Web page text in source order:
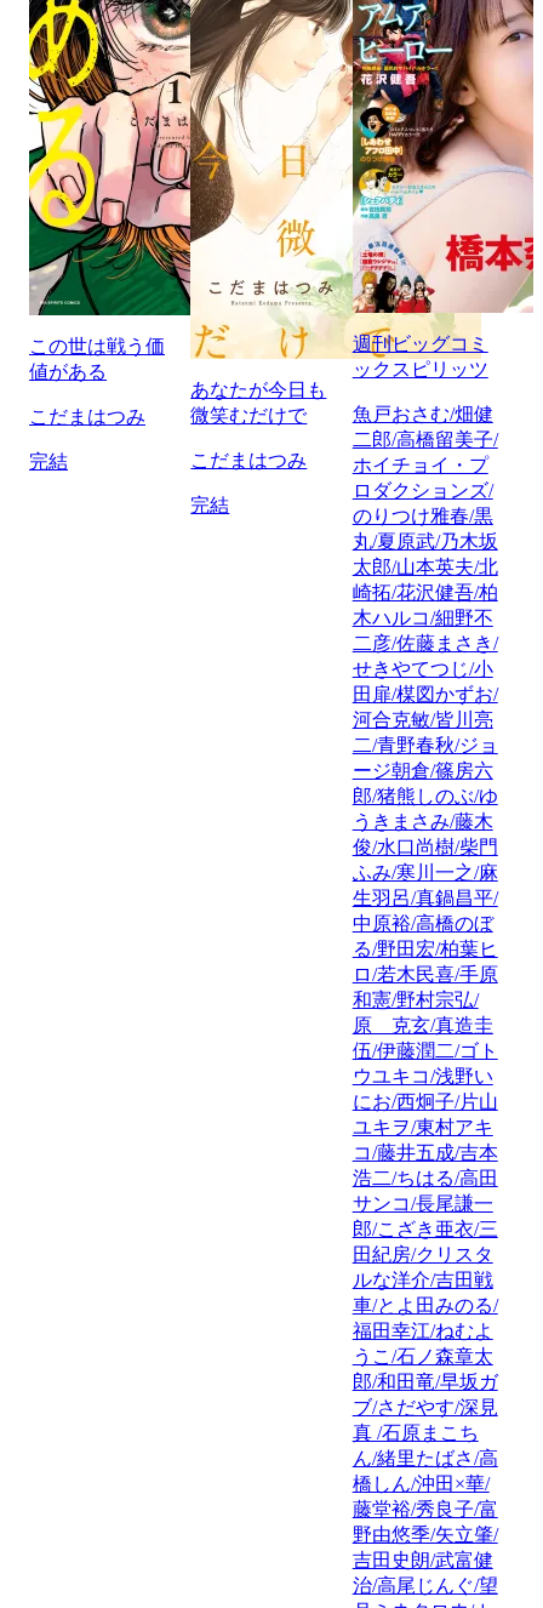
この世は戦う価
値がある
こだまはつみ
完結
あなたが今日も
微笑むだけで
こだまはつみ
完結
週刊ビッグコミ
ックスピリッツ
魚戸おさむ/畑健
二郎/高橋留美子/
ホイチョイ・プ
ロダクションズ/
のりつけ雅春/黒
丸/夏原武/乃木坂
太郎/山本英夫/北
崎拓/花沢健吾/柏
木ハルコ/細野不
二彦/佐藤まさき/
せきやてつじ/小
田扉/楳図かずお/
河合克敏/皆川亮
二/青野春秋/ジョ
ージ朝倉/篠房六
郎/猪熊しのぶ/ゆ
うきまさみ/藤木
俊/水口尚樹/柴門
ふみ/寒川一之/麻
生羽呂/真鍋昌平/
中原裕/高橋のぼ
る/野田宏/柏葉ヒ
ロ/若木民喜/手原
和憲/野村宗弘/
原 克玄/真造圭
伍/伊藤潤二/ゴト
ウユキコ/浅野い
にお/西炯子/片山
ユキヲ/東村アキ
コ/藤井五成/吉本
浩二/ちはる/高田
サンコ/長尾謙一
郎/こざき亜衣/三
田紀房/クリスタ
ルな洋介/吉田戦
車/とよ田みのる/
福田幸江/ねむよ
うこ/石ノ森章太
郎/和田竜/早坂ガ
ブ/さだやす/深見
真 /石原まこち
ん/緒里たばさ/高
橋しん/沖田×華/
藤堂裕/秀良子/富
野由悠季/矢立肇/
吉田史朗/武富健
治/高尾じんぐ/望